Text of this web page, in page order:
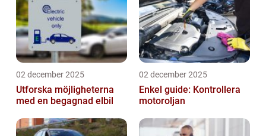
02 december 2025
Utforska möjligheterna
med en begagnad elbil
02 december 2025
Enkel guide: Kontrollera
motoroljan